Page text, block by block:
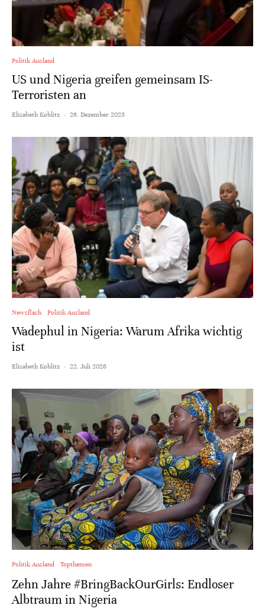
Politik Ausland
US und Nigeria greifen gemeinsam IS-
Terroristen an
Elisabeth Koblitz · 26. Dezember 2025
Newsflash Politik Ausland
Wadephul in Nigeria: Warum Afrika wichtig
ist
Elisabeth Koblitz · 22. Juli 2026
Politik Ausland Topthemen
Zehn Jahre #BringBackOurGirls: Endloser
Albtraum in Nigeria